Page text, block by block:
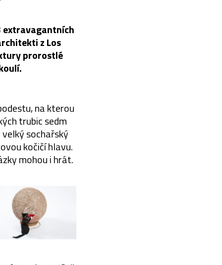
extravagantních
z Los
prorostlé
na kterou
trubic sedm
sochařský
kočičí hlavu.
mohou i hrát.